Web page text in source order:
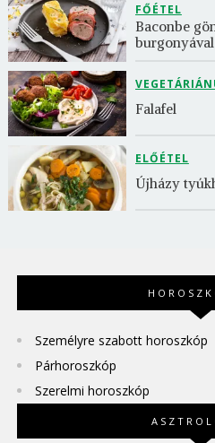
FŐÉTEL
Baconbe
burgonyával
Falafel
ELŐÉTEL
Újházy
Személyre szabott horoszkóp
Párhoroszkóp
Szerelmi horoszkóp